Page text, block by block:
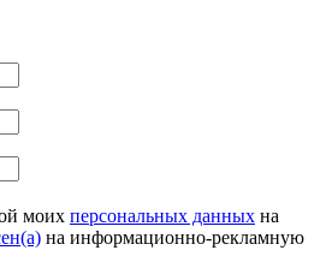
моих персональных данных на
на информационно-рекламную